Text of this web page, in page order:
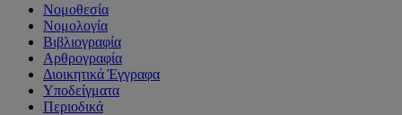
Νομοθεσία
Νομολογία
Βιβλιογραφία
Αρθρογραφία
Διοικητικά Έγγραφα
Υποδείγματα
Περιοδικά